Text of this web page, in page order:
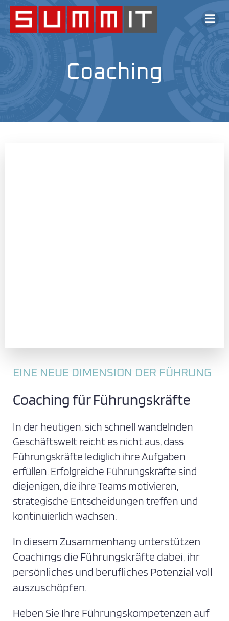
Coaching
EINE NEUE DIMENSION DER FÜHRUNG
Coaching für Führungskräfte
In der heutigen, sich schnell wandelnden
Geschäftswelt reicht es nicht aus, dass
Führungskräfte lediglich ihre Aufgaben
erfüllen. Erfolgreiche Führungskräfte sind
diejenigen, die ihre Teams motivieren,
strategische Entscheidungen treffen und
kontinuierlich wachsen.
In diesem Zusammenhang unterstützen
Coachings die Führungskräfte dabei, ihr
persönliches und berufliches Potenzial voll
auszuschöpfen.
Heben Sie Ihre Führungskompetenzen auf